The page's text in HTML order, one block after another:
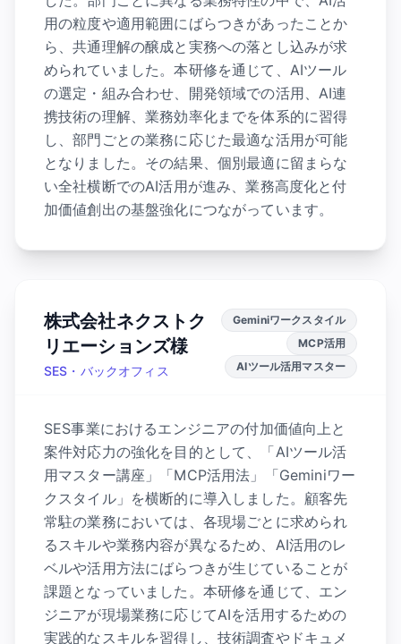
用の粒度や適用範囲にばらつきがあったことか
ら、共通理解の醸成と実務への落とし込みが求
められていました。本研修を通じて、AIツール
の選定・組み合わせ、開発領域での活用、AI連
携技術の理解、業務効率化までを体系的に習得
し、部門ごとの業務に応じた最適な活用が可能
となりました。その結果、個別最適に留まらな
い全社横断でのAI活用が進み、業務高度化と付
加価値創出の基盤強化につながっています。
株式会社ネクストク
リエーションズ様
SES・バックオフィス
Geminiワークスタイル
MCP活用
AIツール活用マスター
SES事業におけるエンジニアの付加価値向上と
案件対応力の強化を目的として、「AIツール活
用マスター講座」「MCP活用法」「Geminiワー
クスタイル」を横断的に導入しました。顧客先
常駐の業務においては、各現場ごとに求められ
るスキルや業務内容が異なるため、AI活用のレ
ベルや活用方法にばらつきが生じていることが
課題となっていました。本研修を通じて、エン
ジニアが現場業務に応じてAIを活用するための
実践的なスキルを習得し、技術調査やドキュメ